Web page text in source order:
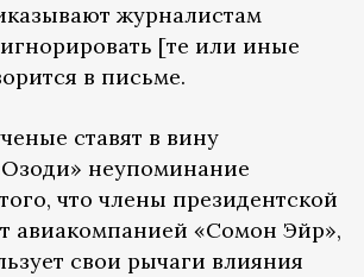
журналистам
[те или иные
в письме.
ставят в вину
неупоминание
что члены президентской
авиакомпанией «Сомон Эйр»,
свои рычаги влияния